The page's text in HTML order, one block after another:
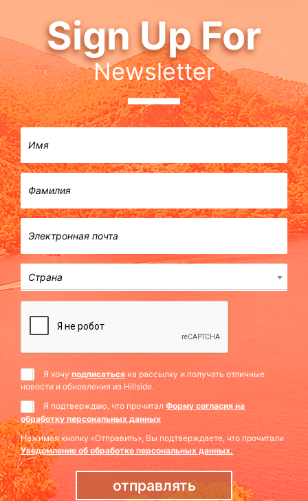
Sign Up For
Newsletter
Страна
Я хочу подписаться на рассылку и получать отличные
новости и обновления из Hillside.
Я подтверждаю, что прочитал Форму согласия на
обработку персональных данных
Нажимая кнопку «Отправить», Вы подтверждаете, что прочитали
Уведомление об обработке персональных данных.
отправлять